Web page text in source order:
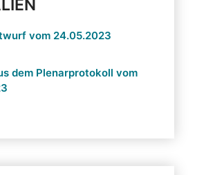
vom 24.05.2023
dem Plenarprotokoll vom